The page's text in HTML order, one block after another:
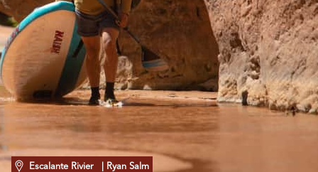
Escalante Rivier | Ryan Salm